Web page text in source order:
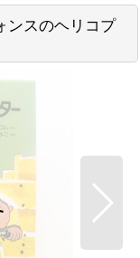
ンスのヘリコプ